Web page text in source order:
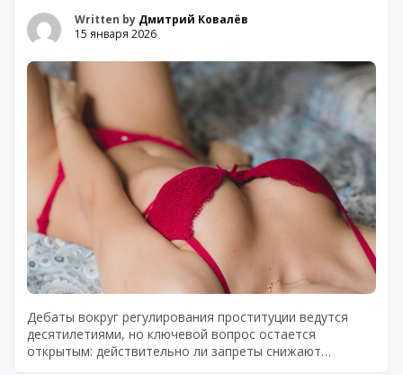
Written by Дмитрий Ковалёв
15 января 2026
Дебаты вокруг регулирования проституции ведутся
десятилетиями, но ключевой вопрос остается
открытым: действительно ли запреты снижают